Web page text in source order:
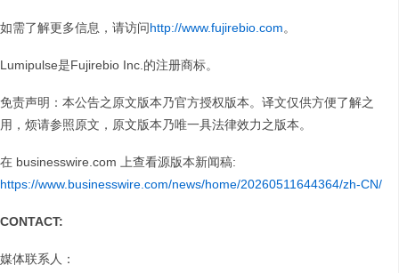
如需了解更多信息，请访问http://www.fujirebio.com。
Lumipulse是Fujirebio Inc.的注册商标。
免责声明：本公告之原文版本乃官方授权版本。译文仅供方便了解之
用，烦请参照原文，原文版本乃唯一具法律效力之版本。
在 businesswire.com 上查看源版本新闻稿:
https://www.businesswire.com/news/home/20260511644364/zh-CN/
CONTACT:
媒体联系人：